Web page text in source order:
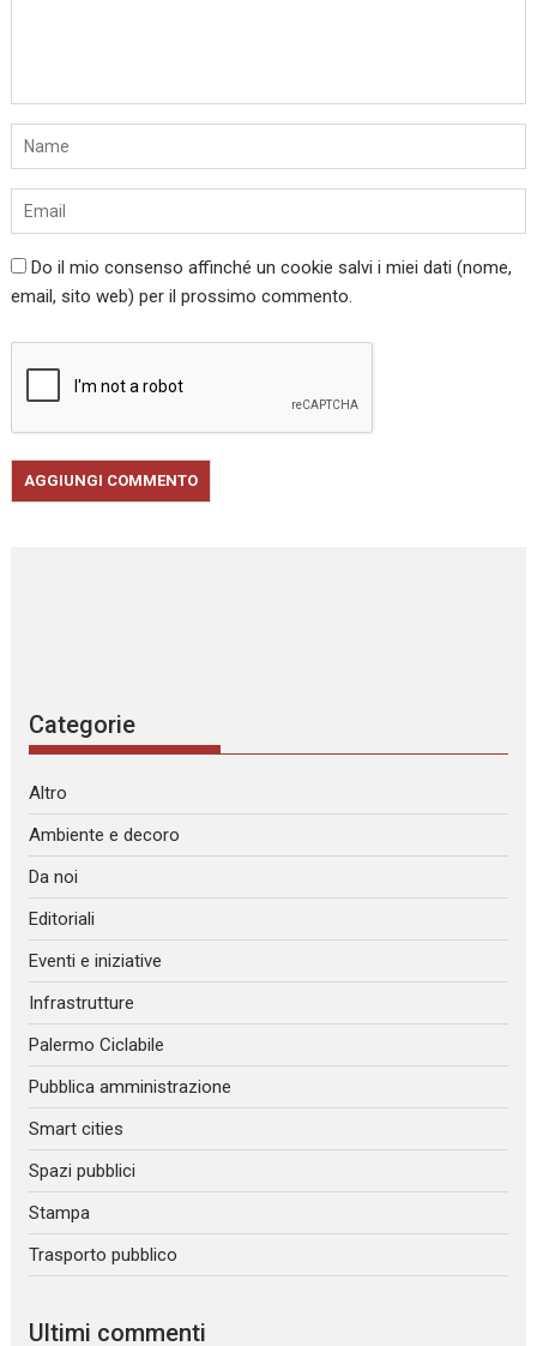
Do il mio consenso affinché un cookie salvi i miei dati (nome,
email, sito web) per il prossimo commento.
Categorie
Altro
Ambiente e decoro
Da noi
Editoriali
Eventi e iniziative
Infrastrutture
Palermo Ciclabile
Pubblica amministrazione
Smart cities
Spazi pubblici
Stampa
Trasporto pubblico
Ultimi commenti